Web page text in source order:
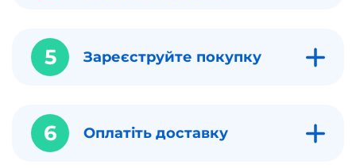
5 Зареєструйте покупку
6 Оплатіть доставку